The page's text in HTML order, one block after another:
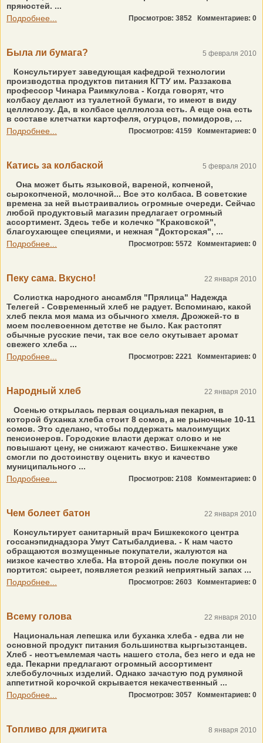
пряностей. ...
Подробнее...
Просмотров: 3852 Комментариев: 0
Была ли бумага? 5 февраля 2010
Консультирует заведующая кафедрой технологии
производства продуктов питания КГТУ им. Раззакова
профессор Чинара Раимкулова - Когда говорят, что
колбасу делают из туалетной бумаги, то имеют в виду
целлюлозу. Да, в колбасе целлюлоза есть. А еще она есть
в составе клетчатки картофеля, огурцов, помидоров, ...
Подробнее...
Просмотров: 4159 Комментариев: 0
Катись за колбаской 5 февраля 2010
Она может быть языковой, вареной, копченой,
сырокопченой, молочной... Все это колбаса. В советские
времена за ней выстраивались огромные очереди. Сейчас
любой продуктовый магазин предлагает огромный
ассортимент. Здесь тебе и колечко "Краковской",
благоухающее специями, и нежная "Докторская", ...
Подробнее...
Просмотров: 5572 Комментариев: 0
Пеку сама. Вкусно! 22 января 2010
Солистка народного ансамбля "Прялица" Надежда
Телегей - Современный хлеб не радует. Вспоминаю, какой
хлеб пекла моя мама из обычного хмеля. Дрожжей-то в
моем послевоенном детстве не было. Как растопят
обычные русские печи, так все село окутывает аромат
свежего хлеба ...
Подробнее...
Просмотров: 2221 Комментариев: 0
Народный хлеб 22 января 2010
Осенью открылась первая социальная пекарня, в
которой буханка хлеба стоит 8 сомов, а не рыночные 10-11
сомов. Это сделано, чтобы поддержать малоимущих
пенсионеров. Городские власти держат слово и не
повышают цену, не снижают качество. Бишкекчане уже
смогли по достоинству оценить вкус и качество
муниципального ...
Подробнее...
Просмотров: 2108 Комментариев: 0
Чем болеет батон 22 января 2010
Консультирует санитарный врач Бишкекского центра
госсанэпиднадзора Умут Сатыбалдиева. - К нам часто
обращаются возмущенные покупатели, жалуются на
низкое качество хлеба. На второй день после покупки он
портится: сыреет, появляется резкий неприятный запах ...
Подробнее...
Просмотров: 2603 Комментариев: 0
Всему голова 22 января 2010
Национальная лепешка или буханка хлеба - едва ли не
основной продукт питания большинства кыргызстанцев.
Хлеб - неотъемлемая часть нашего стола, без него и еда не
еда. Пекарни предлагают огромный ассортимент
хлебобулочных изделий. Однако зачастую под румяной
аппетитной корочкой скрывается некачественный ...
Подробнее...
Просмотров: 3057 Комментариев: 0
Топливо для джигита 8 января 2010